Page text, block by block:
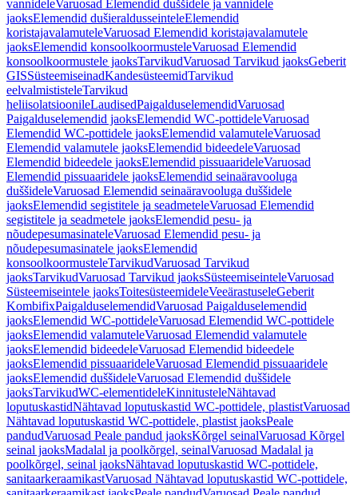
vannideleVaruosad Elemendid duššidele ja vannidele
jaoksElemendid dušieraldusseinteleElemendid
koristajavalamuteleVaruosad Elemendid koristajavalamutele
jaoksElemendid konsoolkoormusteleVaruosad Elemendid
konsoolkoormustele jaoksTarvikudVaruosad Tarvikud jaoksGeberit
GISSüsteemiseinadKandesüsteemidTarvikud
eelvalmististeleTarvikud
heliisolatsioonileLaudisedPaigalduselemendidVaruosad
Paigalduselemendid jaoksElemendid WC-pottideleVaruosad
Elemendid WC-pottidele jaoksElemendid valamuteleVaruosad
Elemendid valamutele jaoksElemendid bideedeleVaruosad
Elemendid bideedele jaoksElemendid pissuaarideleVaruosad
Elemendid pissuaaridele jaoksElemendid seinaäravooluga
duššideleVaruosad Elemendid seinaäravooluga duššidele
jaoksElemendid segistitele ja seadmeteleVaruosad Elemendid
segistitele ja seadmetele jaoksElemendid pesu- ja
nõudepesumasinateleVaruosad Elemendid pesu- ja
nõudepesumasinatele jaoksElemendid
konsoolkoormusteleTarvikudVaruosad Tarvikud
jaoksTarvikudVaruosad Tarvikud jaoksSüsteemiseinteleVaruosad
Süsteemiseintele jaoksToitesüsteemideleVeeärastuseleGeberit
KombifixPaigalduselemendidVaruosad Paigalduselemendid
jaoksElemendid WC-pottideleVaruosad Elemendid WC-pottidele
jaoksElemendid valamuteleVaruosad Elemendid valamutele
jaoksElemendid bideedeleVaruosad Elemendid bideedele
jaoksElemendid pissuaarideleVaruosad Elemendid pissuaaridele
jaoksElemendid duššideleVaruosad Elemendid duššidele
jaoksTarvikudWC-elementideleKinnitusteleNähtavad
loputuskastidNähtavad loputuskastid WC-pottidele, plastistVaruosad
Nähtavad loputuskastid WC-pottidele, plastist jaoksPeale
pandudVaruosad Peale pandud jaoksKõrgel seinalVaruosad Kõrgel
seinal jaoksMadalal ja poolkõrgel, seinalVaruosad Madalal ja
poolkõrgel, seinal jaoksNähtavad loputuskastid WC-pottidele,
sanitaarkeraamikastVaruosad Nähtavad loputuskastid WC-pottidele,